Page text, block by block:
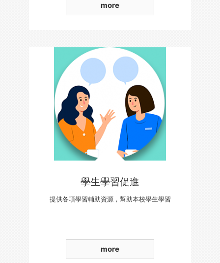
more
學生學習促進
提供各項學習輔助資源，幫助本校學生學習
more